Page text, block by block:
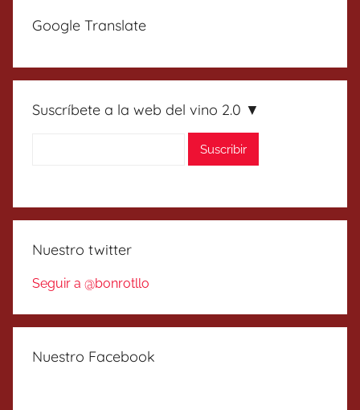
Google Translate
Suscríbete a la web del vino 2.0 ▼
Nuestro twitter
Seguir a @bonrotllo
Nuestro Facebook